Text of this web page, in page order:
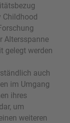
Childhood
Altersspanne
gelegt werden
auch
im Umgang
ihres
um
weiteren